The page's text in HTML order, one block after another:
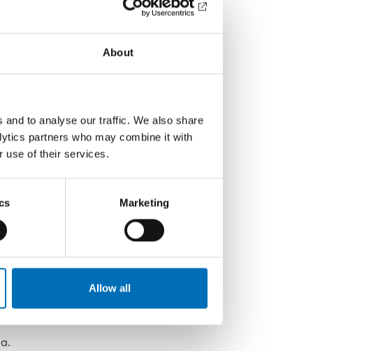
About
to analyse our traffic. We also share
partners who may combine it with
use of their services.
Marketing
Allow all